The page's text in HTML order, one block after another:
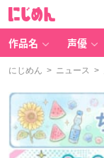
作品名 声優
にじめん > ニュース >